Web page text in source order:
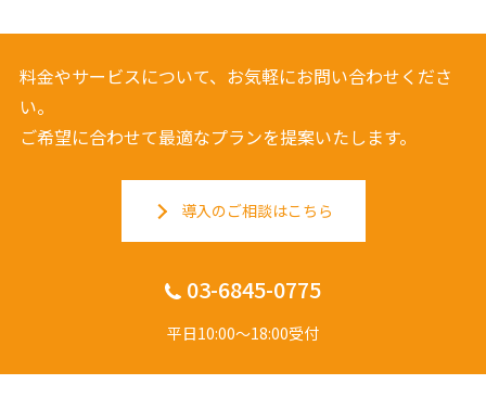
料金やサービスについて、お気軽にお問い合わせくださ
い。
ご希望に合わせて最適なプランを提案いたします。
導入のご相談はこちら
03-6845-0775
平日10:00〜18:00受付